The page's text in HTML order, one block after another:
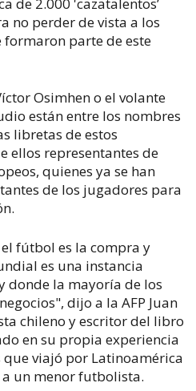
no perder de vista a los
formaron parte de este
Osimhen o el volante
están entre los nombres
libretas de estos
ellos representantes de
quienes ya se han
de los jugadores para
fútbol es la compra y
es una instancia
donde la mayoría de los
dijo a la AFP Juan
chileno y escritor del libro
en su propia experiencia
viajó por Latinoamérica
un menor futbolista.